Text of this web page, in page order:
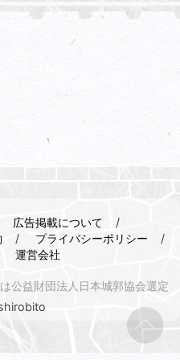
広告掲載について
プライバシーポリシー
運営会社
公益財団法人日本城郭協会選定